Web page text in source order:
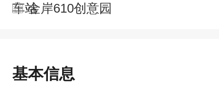
车站金岸610创意园
基本信息